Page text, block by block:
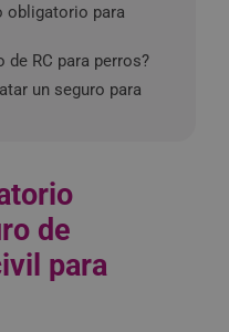
obligatorio para
de RC para perros?
un seguro para
de
para